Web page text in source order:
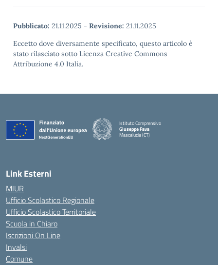
Pubblicato: 21.11.2025 - Revisione: 21.11.2025
Eccetto dove diversamente specificato, questo articolo è
stato rilasciato sotto Licenza Creative Commons
Attribuzione 4.0 Italia.
Istituto Comprensivo
Giuseppe Fava
Mascalucia (CT)
Link Esterni
MIUR
Ufficio Scolastico Regionale
Ufficio Scolastico Territoriale
Scuola in Chiaro
Iscrizioni On Line
Invalsi
Comune